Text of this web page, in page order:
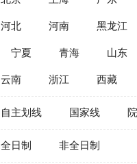
河北 河南 黑龙江
宁夏 青海 山东
云南 浙江 西藏
自主划线 国家线
全日制 非全日制